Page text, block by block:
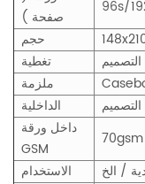
صفحة )
96s/
حجم
تغطية
ملزمة
الداخلية
داخل ورقة
GSM
70gsm
الاستخدام